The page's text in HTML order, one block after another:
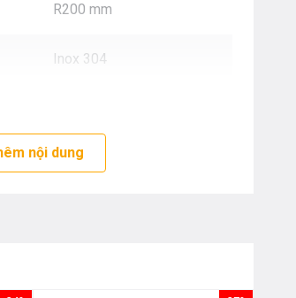
Căn 08 - TT1.4 Khu Dự Án Calyx Residence
0976.665.669 - 0912.331.335
- QUẬN TÂN BÌNH - TP HCM
R200 mm
Inox 304
nội dung